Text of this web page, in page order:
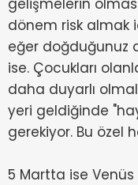
gelişmelerin
dönem risk almak
eğer doğduğunuz
ise. Çocukları
daha duyarlı
yeri geldiğinde
gerekiyor. Bu özel
5 Martta ise